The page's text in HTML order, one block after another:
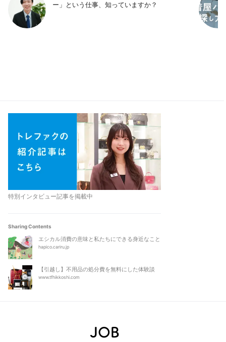
ー」という仕事、知っていますか？
特別インタビュー記事を掲載中
Sharing Contents
エシカル消費の意味と私たちにできる身近なこと
hapico.cariru.jp
【引越し】不用品の処分費を無料にした体験談
www.tfhikkoshi.com